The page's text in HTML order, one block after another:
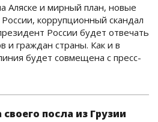
Аляске и мирный план, новые
коррупционный скандал
России будет отвечать
и граждан страны. Как и в
будет совмещена с пресс-
посла из Грузии